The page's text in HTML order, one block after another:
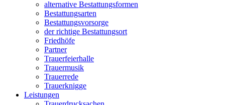
alternative Bestattungsformen
Bestattungsarten
Bestattungsvorsorge
der richtige Bestattungsort
Friedhöfe
Partner
Trauerfeierhalle
Trauermusik
Trauerrede
Trauerknigge
Leistungen